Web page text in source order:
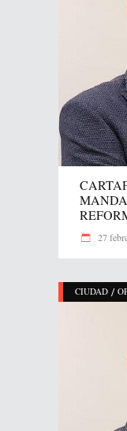
27
CIUDAD /